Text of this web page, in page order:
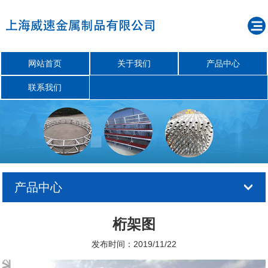
网站首页 关于我们 产品中心
联系我们
产品中心
桁架图
发布时间：2019/11/22